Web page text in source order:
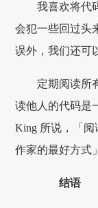
我喜欢将代
会犯一些回过头
误外，我们还可
定期阅读所
读他人的代码是
King 所说，「
作家的最好方式
结语